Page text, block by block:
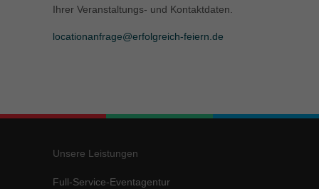
Ihrer Veranstaltungs- und Kontaktdaten.
locationanfrage@erfolgreich-feiern.de
Unsere Leistungen
Full-Service-Eventagentur